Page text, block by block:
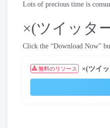
Lots of precious time is
×(ツイッタ
Click the “Download Now”
無料のリソース ×(ツイ